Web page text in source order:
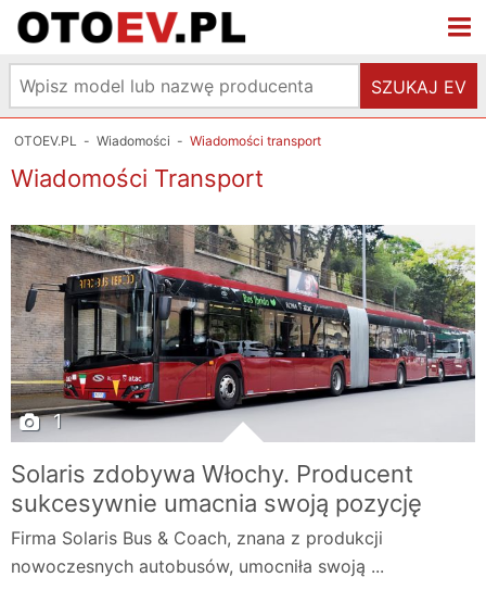
SZUKAJ EV
OTOEV.PL - Wiadomości - Wiadomości transport
Wiadomości Transport
1
Solaris zdobywa Włochy. Producent
sukcesywnie umacnia swoją pozycję
Firma Solaris Bus & Coach, znana z produkcji
nowoczesnych autobusów, umocniła swoją ...